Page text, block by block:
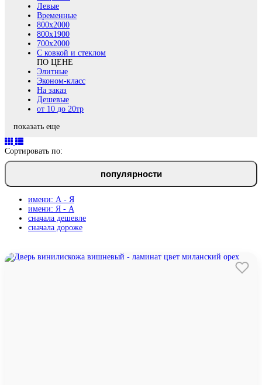
Левые
Временные
800х2000
800x1900
700x2000
С ковкой и стеклом
ПО ЦЕНЕ
Элитные
Эконом-класс
На заказ
Дешевые
от 10 до 20тр
показать еще
Сортировать по:
популярности
имени: А - Я
имени: Я - А
сначала дешевле
сначала дороже